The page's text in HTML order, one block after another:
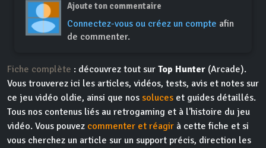
Ajoute ton commentaire
Connectez-vous ou créez un compte afin
de commenter.
Fiche complète : découvrez tout sur Top Hunter (Arcade).
Vous trouverez ici les articles, vidéos, tests, avis et notes sur
ce jeu vidéo oldie, ainsi que nos soluces et guides détaillés.
Tous nos contenus liés au retrogaming et à l'histoire du jeu
vidéo. Vous pouvez commenter et réagir à cette fiche et si
vous cherchez un article sur un support précis, direction les